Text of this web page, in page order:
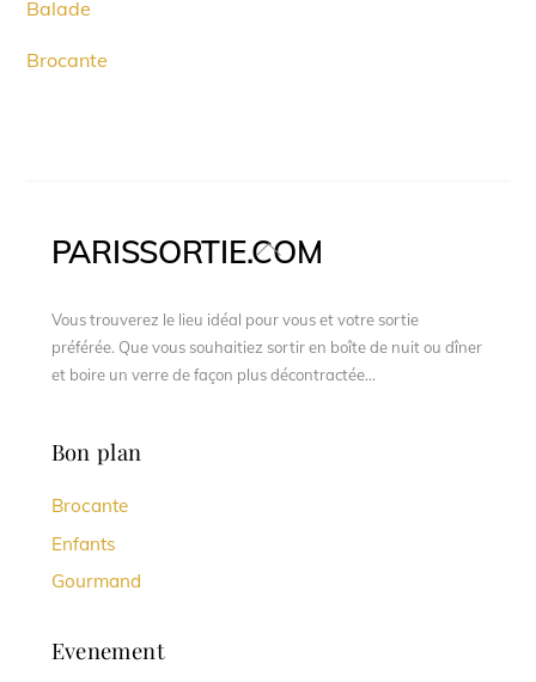
Balade
Brocante
Back
Top
PARISSORTIE.COM
Vous trouverez le lieu idéal pour vous et votre sortie
préférée. Que vous souhaitiez sortir en boîte de nuit ou dîner
et boire un verre de façon plus décontractée...
Bon plan
Brocante
Enfants
Gourmand
Evenement